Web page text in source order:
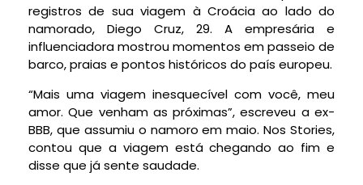
registros de sua viagem à Croácia ao lado do
namorado, Diego Cruz, 29. A empresária e
influenciadora mostrou momentos em passeio de
barco, praias e pontos históricos do país europeu.
“Mais uma viagem inesquecível com você, meu
amor. Que venham as próximas”, escreveu a ex-
BBB, que assumiu o namoro em maio. Nos Stories,
contou que a viagem está chegando ao fim e
disse que já sente saudade.